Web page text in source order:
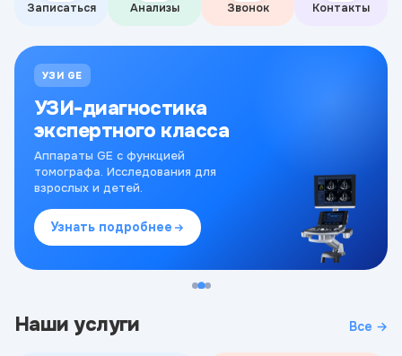
Записаться Анализы Звонок Контакты
УЗИ GE
УЗИ-диагностика
экспертного класса
Аппараты GE с функцией
томографа. Исследования для
взрослых и детей.
Узнать подробнее
Наши услуги Все →